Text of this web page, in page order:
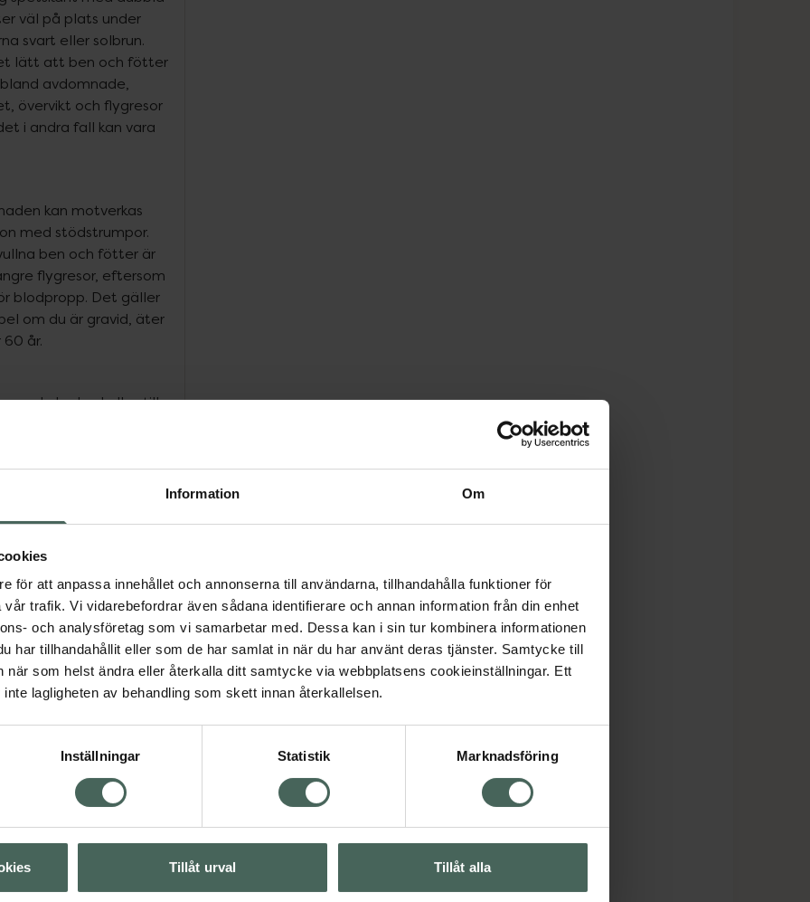
Information Om
för att anpassa innehållet och annonserna till användarna, tillhandahålla funktioner för
trafik. Vi vidarebefordrar även sådana identifierare och annan information från din enhet
och analysföretag som vi samarbetar med. Dessa kan i sin tur kombinera informationen
har tillhandahållit eller som de har samlat in när du har använt deras tjänster. Samtycke till
när som helst ändra eller återkalla ditt samtycke via webbplatsens cookieinställningar. Ett
lagligheten av behandling som skett innan återkallelsen.
Inställningar Statistik Marknadsföring
Tillåt urval Tillåt alla
väl på plats under
svart eller solbrun.
lätt att ben och fötter
avdomnade,
övervikt och flygresor
i andra fall kan vara
kan motverkas
med stödstrumpor.
ben och fötter är
flygresor, eftersom
blodpropp. Det gäller
om du är gravid, äter
år.
de brukar kallas till
åderbråck och
av ett
ha på sig
att pressa
nytt syre innan det
kompressionsterapi
en vetenskapligt
bör inte förväxlas
och ingen
skall bli
nedan ordning):
(A).
(B).
(D).